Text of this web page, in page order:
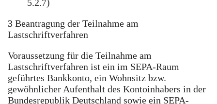
5.2.7)
3 Beantragung der Teilnahme am
Lastschriftverfahren
Voraussetzung für die Teilnahme am
Lastschriftverfahren ist ein im SEPA-Raum
geführtes Bankkonto, ein Wohnsitz bzw.
gewöhnlicher Aufenthalt des Kontoinhabers in der
Bundesrepublik Deutschland sowie ein SEPA-